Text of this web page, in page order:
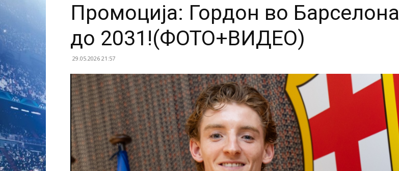
Промоција: Гордон во Барселона
до 2031!(ФОТО+ВИДЕО)
29.05.2026 21:57